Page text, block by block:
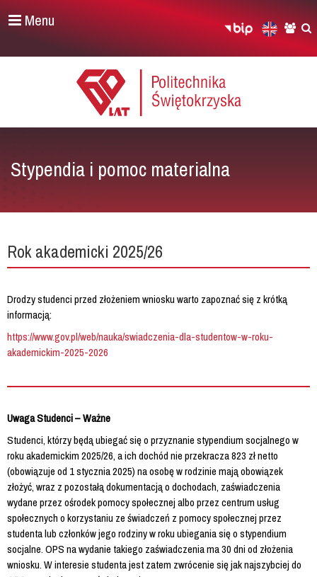
Menu
Stypendia i pomoc materialna
Rok akademicki 2025/26
Drodzy studenci przed złożeniem wniosku warto zapoznać się z krótką
informacją:
https://www.gov.pl/web/nauka/swiadczenia-dla-studentow-w-roku-
akademickim-2025-2026
Uwaga Studenci – Ważne
Studenci, którzy będą ubiegać się o przyznanie stypendium socjalnego w
roku akademickim 2025/26, a ich dochód nie przekracza 823 zł netto
(obowiązuje od 1 stycznia 2025) na osobę w rodzinie mają obowiązek
złożyć, wraz z pozostałą dokumentacją o dochodach, zaświadczenia
wydane przez ośrodek pomocy społecznej albo przez centrum usług
społecznych o korzystaniu ze świadczeń z pomocy społecznej przez
studenta lub członków jego rodziny w roku ubiegania się o stypendium
socjalne. OPS na wydanie takiego zaświadczenia ma 30 dni od złożenia
wniosku. W interesie studenta jest zatem zwrócenie się jak najszybciej do